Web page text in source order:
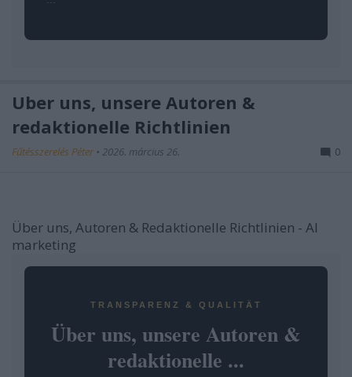
Über uns, unsere Autoren &
redaktionelle Richtlinien
Fűtésszerelés Péter • 2026. március 26. 0
Über uns, Autoren & Redaktionelle Richtlinien - AI
marketing
TRANSPARENZ & QUALITÄT
Über uns, unsere Autoren &
redaktionelle ...